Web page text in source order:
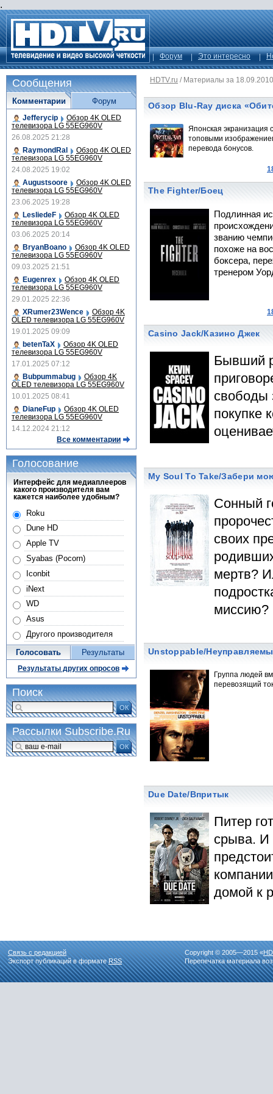
.
Форум Это интересно
HDTV.ru / Материалы за 18.09.2010
Обзор Blu-Ray диска
Японская экранизация
топовыми
перевода бонусов.
The Fighter/Боец
Подлинная
званию
похоже на
боксера,
тренером
Casino Jack/Казино Джек
Бывший
свободы
покупке
My Soul To Take/Забери
Сонный
своих
мертв?
миссию?
Unstoppable/
Группа людей
перевозящий
Due Date/Впритык
Питер
срыва. И
домой к
Сообщения
Комментарии
Jefferycip Обзор 4K OLED
телевизора LG 55EG960V
26.08.2025 21:28
RaymondRal
Обзор 4K OLED
телевизора LG 55EG960V
24.08.2025 19:02
Augustsoore
Обзор 4K OLED
телевизора LG 55EG960V
23.06.2025 19:28
LesliedeF
Обзор 4K OLED
телевизора LG 55EG960V
03.06.2025 20:14
BryanBoano
Обзор 4K OLED
телевизора LG 55EG960V
09.03.2025 21:51
Eugenrex
Обзор 4K OLED
телевизора LG 55EG960V
29.01.2025 22:36
XRumer23Wence
Обзор 4K
OLED телевизора LG 55EG960V
19.01.2025 09:09
betenTaX
Обзор 4K OLED
телевизора LG 55EG960V
17.01.2025 07:12
Bubpummabug
Обзор 4K
OLED телевизора LG 55EG960V
10.01.2025 08:41
DianeFup
Обзор 4K OLED
телевизора LG 55EG960V
14.12.2024 21:12
Все комментарии
Форум
Голосование
Интерфейс для медиаплееров
какого производителя вам
кажется наиболее удобным?
Roku
Dune HD
Apple TV
Syabas (Pocorn)
Iconbit
iNext
WD
Asus
Другого производителя
Голосовать Результаты
Результаты других опросов
Поиск
ОК
Рассылки Subscribe.Ru
ОК
Связь с редакцией
Экспорт публикаций в форматеRSS
Copyright © 2005—2015 «
Перепечатка материала